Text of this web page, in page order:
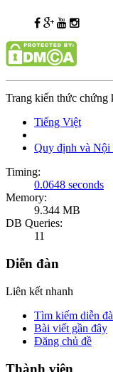
Trang kiến thức
Tiếng Việt
Quy định và Nội
Timing:
0.0648 seconds
Memory:
9.344 MB
DB Queries:
11
Diễn đàn
Liên kết nhanh
Tìm kiếm diễn
Bài viết gần đây
Đăng chủ đề
Thành viên